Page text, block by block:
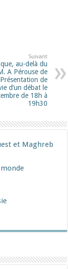
Suivant
au-delà du
A Pérouse de
de
d’un débat le
de 18h à
19h30
et Maghreb